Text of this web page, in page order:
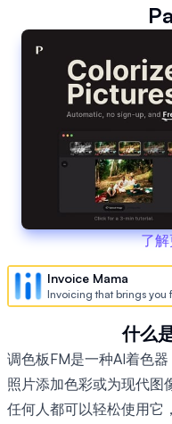
了
Invoice Mama
Invoicing that brings you
什么
调色板FM是一种AI着色
照片添加色彩或为现代图
任何人都可以轻松使用它